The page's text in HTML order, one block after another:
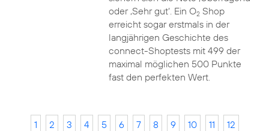
oder ‚Sehr gut‘. Ein O2Shop
erreicht sogar erstmals in der
langjährigen Geschichte des
connect-Shoptests mit 499 der
maximal möglichen 500 Punkte
fast den perfekten Wert.
1 2 3 4 5 6 7 8 9 10 11
12